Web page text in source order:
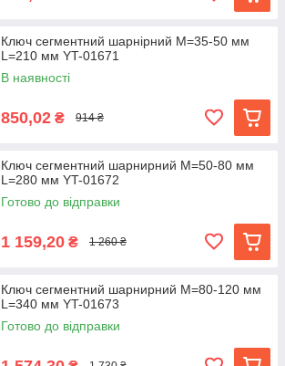
Ключ сегментний шарнірний M=35-50 мм
L=210 мм YT-01671
В наявності
850,02 ₴ 914 ₴
Ключ сегментний шарнирний M=50-80 мм
L=280 мм YT-01672
Готово до відправки
1 159,20 ₴ 1 260 ₴
Ключ сегментний шарнирний M=80-120 мм
L=340 мм YT-01673
Готово до відправки